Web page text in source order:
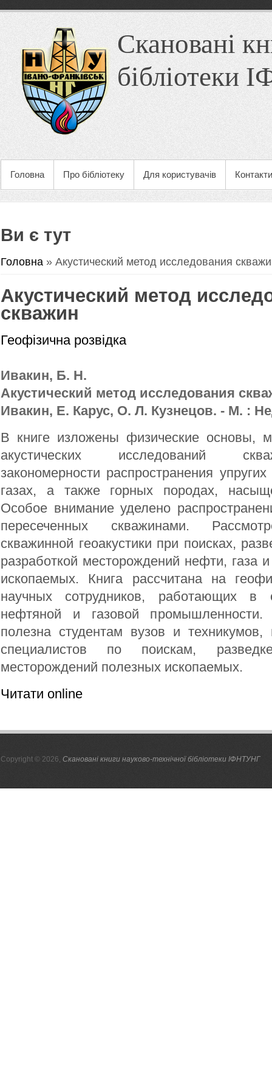
Скановані
бібліотеки
Головна Про бібліотеку Для користувачів Контакти
Ви є тут
Головна » Акустический метод исследования
Акустический метод
скважин
Геофізична розвідка
Ивакин, Б. Н.
Акустический метод исследования
Ивакин, Е. Карус, О. Л. Кузнецов. - М. :
В книге изложены физические основы,
акустических исследований
закономерности распространения
газах, а также горных породах,
Особое внимание уделено
пересеченных скважинами.
скважинной геоакустики при поисках,
разработкой месторождений нефти, газа
ископаемых. Книга рассчитана на
научных сотрудников, работающих в
нефтяной и газовой
полезна студентам вузов и техникумов,
специалистов по поискам,
месторождений полезных ископаемых.
Читати online
Copyright © 2026, Скановані книги науково-технічної бібліотеки ІФНТУНГ